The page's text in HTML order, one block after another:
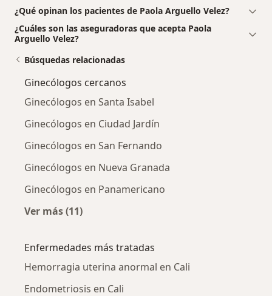
¿Qué opinan los pacientes de Paola Arguello Velez?
¿Cuáles son las aseguradoras que acepta Paola
Arguello Velez?
Búsquedas relacionadas
Ginecólogos cercanos
Ginecólogos en Santa Isabel
Ginecólogos en Ciudad Jardín
Ginecólogos en San Fernando
Ginecólogos en Nueva Granada
Ginecólogos en Panamericano
Ver más (11)
Enfermedades más tratadas
Hemorragia uterina anormal en Cali
Endometriosis en Cali